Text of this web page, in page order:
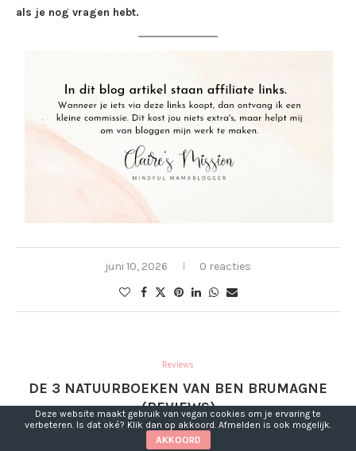
als je nog vragen hebt.
juni 10, 2026 0 reacties
Reviews
DE 3 NATUURBOEKEN VAN BEN BRUMAGNE
(REVIEWS)
Deze website maakt gebruik van vegan cookies om je ervaring te
verbeteren. Is dat oké? Klik dan op akkoord. Afmelden is ook mogelijk.
AKKOORD